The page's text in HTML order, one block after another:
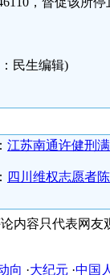
民生编辑)
江苏南通许健刑
四川维权志愿者
论内容只代表网
向 ·大纪元 ·中国